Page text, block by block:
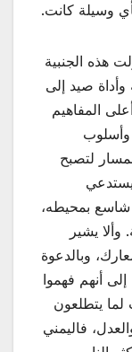
وسيلة كانت.
هذه الجنبية
وأداة صيد إلى
المفاهيم
وأسلوب
لتصبح
بمحيطه،
يشير
وبالدعوة
أنهم فهموا
يتطلعون
فاليمني